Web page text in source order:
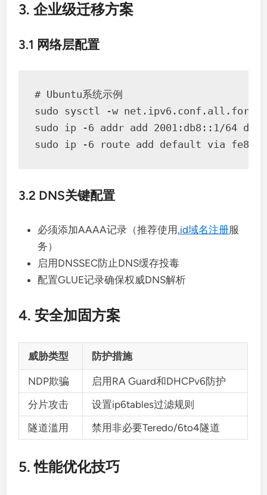
3. 企业级迁移方案
3.1 网络层配置
# Ubuntu系统示例
sudo sysctl -w
sudo ip -6 addr add 2001:db8::1/64 dev
sudo ip -6 route add default via
3.2 DNS关键配置
必须添加AAAA记录（推荐使用.id域名注册服
务）
启用DNSSEC防止DNS缓存投毒
配置GLUE记录确保权威DNS解析
4. 安全加固方案
威胁类型 防护措施
NDP欺骗
启用RA Guard和DHCPv6防护
分片攻击
设置ip6tables过滤规则
隧道滥用
禁用非必要Teredo/6to4隧道
5. 性能优化技巧